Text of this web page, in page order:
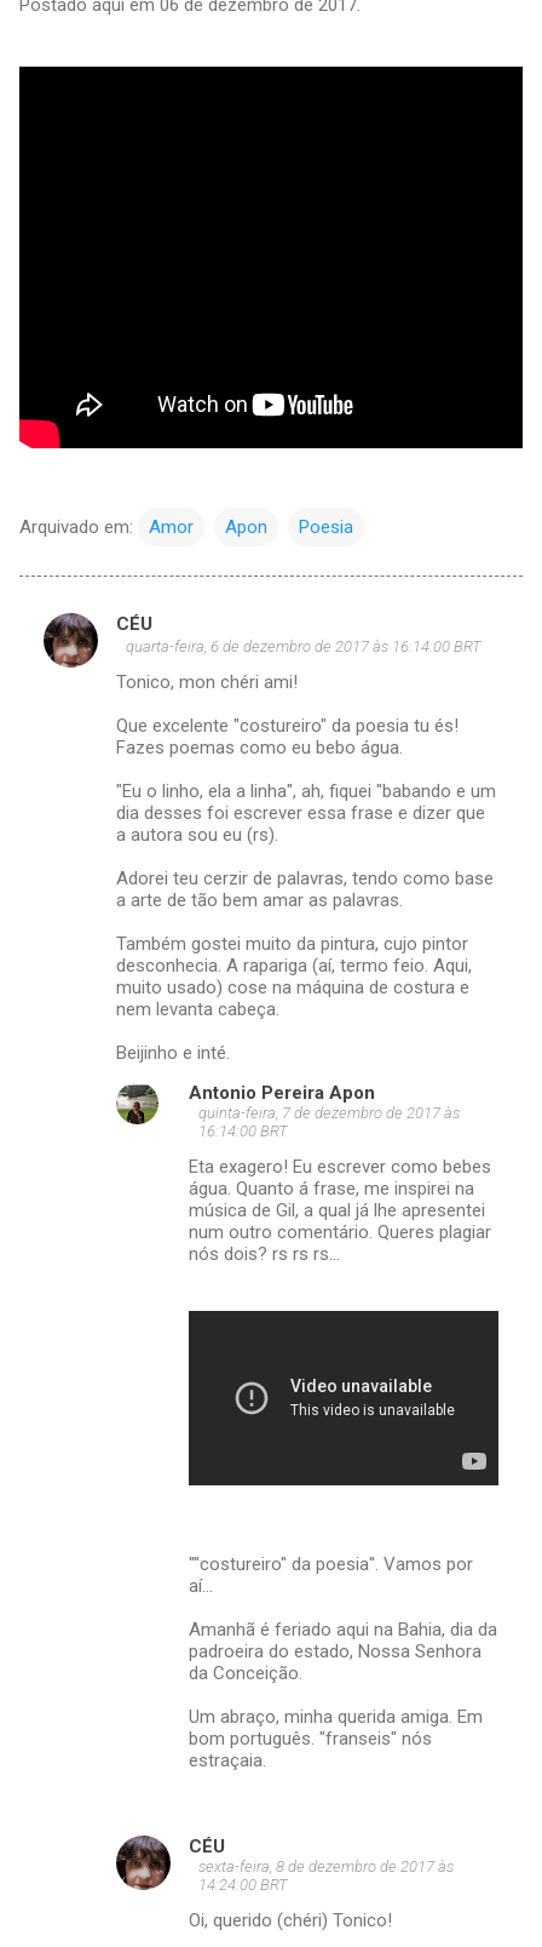
Postado aqui em 06 de dezembro de 2017.
Arquivado em: Amor Apon Poesia
C
o
CÉU
quarta-feira, 6 de dezembro de 2017 às 16:14:00 BRT
Tonico, mon chéri ami!
Que excelente "costureiro" da poesia tu és!
Fazes poemas como eu bebo água.
"Eu o linho, ela a linha", ah, fiquei "babando e um
dia desses foi escrever essa frase e dizer que
a autora sou eu (rs).
Adorei teu cerzir de palavras, tendo como base
a arte de tão bem amar as palavras.
Também gostei muito da pintura, cujo pintor
desconhecia. A rapariga (aí, termo feio. Aqui,
muito usado) cose na máquina de costura e
nem levanta cabeça.
Beijinho e inté.
Antonio Pereira Apon
quinta-feira, 7 de dezembro de 2017 às
16:14:00 BRT
Eta exagero! Eu escrever como bebes
água. Quanto á frase, me inspirei na
música de Gil, a qual já lhe apresentei
num outro comentário. Queres plagiar
nós dois? rs rs rs...
""costureiro" da poesia". Vamos por
aí...
Amanhã é feriado aqui na Bahia, dia da
padroeira do estado, Nossa Senhora
da Conceição.
Um abraço, minha querida amiga. Em
bom português. "franseis" nós
estraçaia.
CÉU
sexta-feira, 8 de dezembro de 2017 às
14:24:00 BRT
Oi, querido (chéri) Tonico!